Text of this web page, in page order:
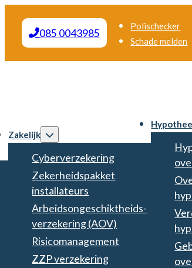
085 0043985
Polischecker
Schade melden
Zakelijk
Cyberverzekering
Zekerheidspakket
installateurs
Arbeidsongeschiktheids­
verzekering (AOV)
Risicomanagement
ZZP verzekering